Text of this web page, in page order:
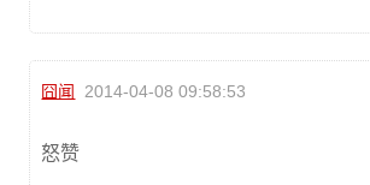
囧闻 2014-04-08 09:58:53
怒赞